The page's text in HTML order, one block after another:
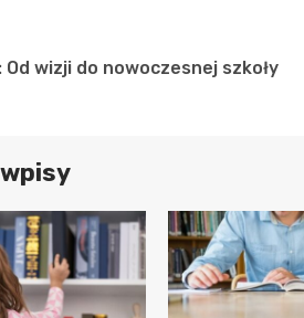
Od wizji do nowoczesnej szkoły